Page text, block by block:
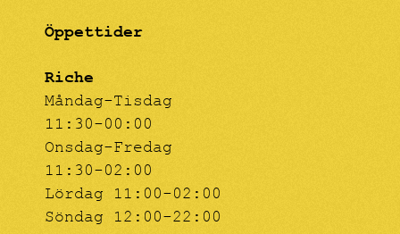
Öppettider
Riche
Måndag-Tisdag
11:30-00:00
Onsdag-Fredag
11:30-02:00
Lördag 11:00-02:00
Söndag 12:00-22:00